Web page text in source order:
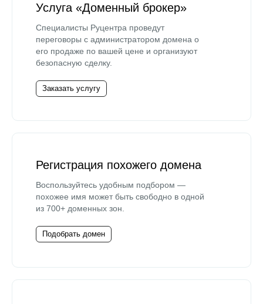
Услуга «Доменный брокер»
Специалисты Руцентра проведут
переговоры с администратором домена о
его продаже по вашей цене и организуют
безопасную сделку.
Заказать услугу
Регистрация похожего домена
Воспользуйтесь удобным подбором —
похожее имя может быть свободно в одной
из 700+ доменных зон.
Подобрать домен